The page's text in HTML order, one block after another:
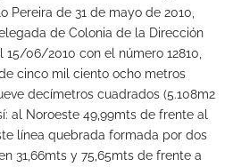
Pereira de 31 de mayo de 2010,
de Colonia de la Dirección
06/2010 con el número 12810,
cinco mil ciento ocho metros
decímetros cuadrados (5.108m2
al Noroeste 49,99mts de frente al
línea quebrada formada por dos
31,66mts y 75,65mts de frente a